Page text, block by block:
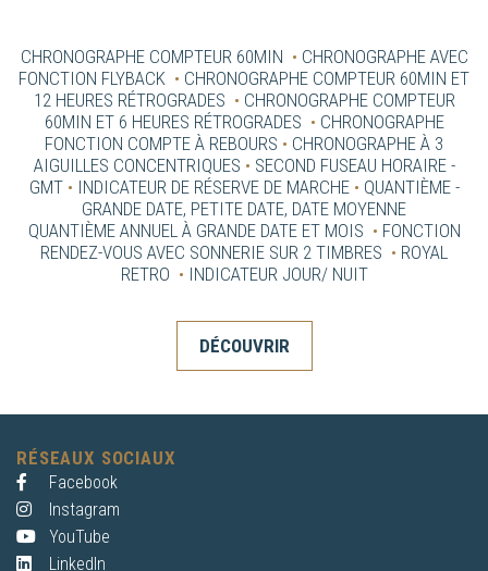
CHRONOGRAPHE COMPTEUR 60MIN • CHRONOGRAPHE AVEC
FONCTION FLYBACK • CHRONOGRAPHE COMPTEUR 60MIN ET
12 HEURES RÉTROGRADES • CHRONOGRAPHE COMPTEUR
60MIN ET 6 HEURES RÉTROGRADES • CHRONOGRAPHE
FONCTION COMPTE À REBOURS • CHRONOGRAPHE À 3
AIGUILLES CONCENTRIQUES • SECOND FUSEAU HORAIRE -
GMT • INDICATEUR DE RÉSERVE DE MARCHE • QUANTIÈME -
GRANDE DATE, PETITE DATE, DATE MOYENNE
QUANTIÈME ANNUEL À GRANDE DATE ET MOIS • FONCTION
RENDEZ-VOUS AVEC SONNERIE SUR 2 TIMBRES • ROYAL
RETRO • INDICATEUR JOUR/ NUIT
DÉCOUVRIR
RÉSEAUX SOCIAUX
Facebook
Instagram
YouTube
LinkedIn